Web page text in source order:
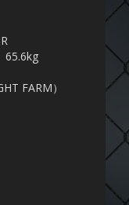
65.6kg
FARM）